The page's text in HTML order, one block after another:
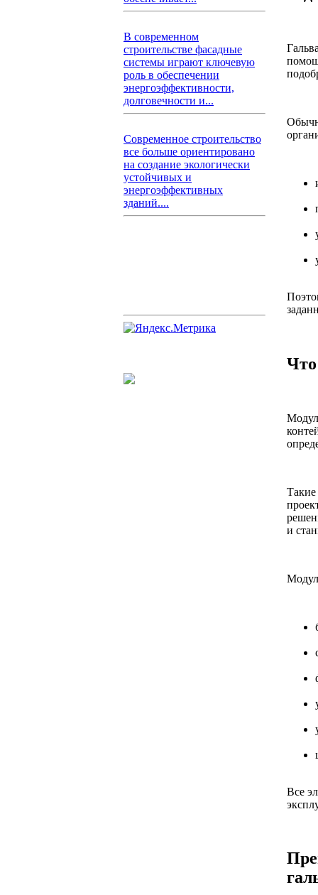
В современном
строительстве фасадные
системы играют ключевую
роль в обеспечении
энергоэффективности,
долговечности и...
Современное строительство
все больше ориентировано
на создание экологически
устойчивых и
энергоэффективных
зданий....
Что
Такие
и
Все